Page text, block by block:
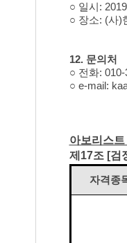
○ 일시:
○ 장소: (사)
12. 문의처
○ 전화:
○ e-mail:
아보리스트
제17조 [검
자격종